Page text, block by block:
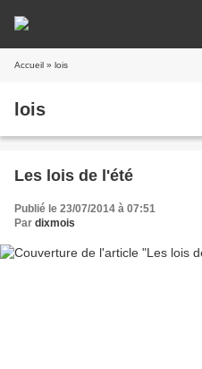
Accueil » lois
lois
Les lois de l'été
Publié le 23/07/2014 à 07:51
Par dixmois